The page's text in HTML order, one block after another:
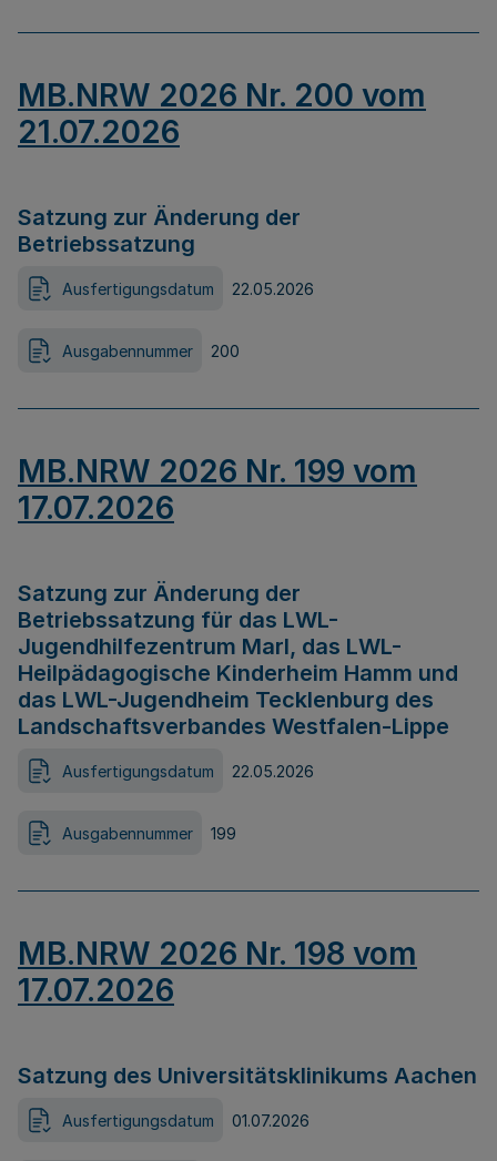
MB.NRW 2026 Nr. 200 vom
21.07.2026
Satzung zur Änderung der
Betriebssatzung
Ausfertigungsdatum 22.05.2026
Ausgabennummer 200
MB.NRW 2026 Nr. 199 vom
17.07.2026
Satzung zur Änderung der
Betriebssatzung für das LWL-
Jugendhilfezentrum Marl, das LWL-
Heilpädagogische Kinderheim Hamm und
das LWL-Jugendheim Tecklenburg des
Landschaftsverbandes Westfalen-Lippe
Ausfertigungsdatum 22.05.2026
Ausgabennummer 199
MB.NRW 2026 Nr. 198 vom
17.07.2026
Satzung des Universitätsklinikums Aachen
Ausfertigungsdatum 01.07.2026